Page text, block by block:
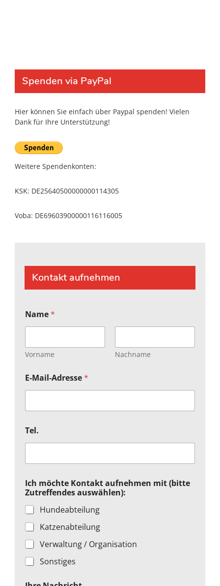
Spenden via PayPal
Hier können Sie einfach über Paypal spenden! Vielen
Dank für Ihre Unterstützung!
Weitere Spendenkonten:
KSK: DE25640500000000114305
Voba: DE69603900000116116005
Kontakt aufnehmen
Name*
Vorname Nachname
E-Mail-Adresse*
Tel.
Ich möchte Kontakt aufnehmen mit (bitte
Zutreffendes auswählen):
Hundeabteilung
Katzenabteilung
Verwaltung / Organisation
Sonstiges